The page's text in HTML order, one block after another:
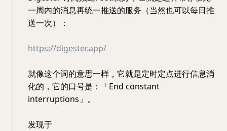
一周内的消息再统一推送的服务（当然也可以每日推
送一次）：
https://digester.app/
就像这个词的意思一样，它就是定时定点进行信息消
化的，它的口号是：「End constant
interruptions」。
发现于